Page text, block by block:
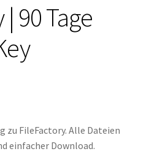
90 Tage
zu FileFactory. Alle Dateien
einfacher Download.